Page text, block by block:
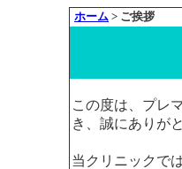
ホーム > ご挨拶
この度は、プレ
き、誠にありが
当クリニックで